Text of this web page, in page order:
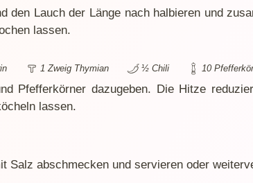
den Lauch der Länge nach halbieren und
lassen.
1 Zweig Thymian ½ Chili 10
Pfefferkörner dazugeben. Die Hitze
lassen.
Salz abschmecken und servieren oder